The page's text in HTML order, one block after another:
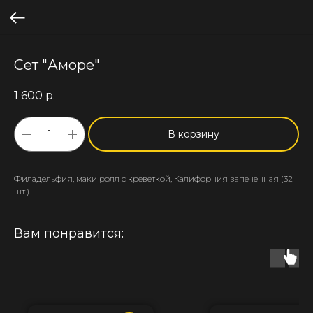
Сет "Аморе"
1 600 р.
В корзину
Филадельфия, маки ролл с креветкой, Калифорния запеченная (32
шт.)
Вам понравится: